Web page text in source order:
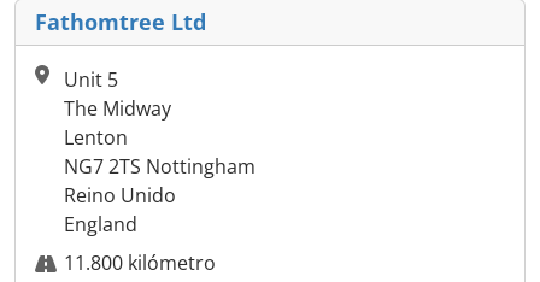
Fathomtree Ltd
Unit 5
The Midway
Lenton
NG7 2TS Nottingham
Reino Unido
England
11.800 kilómetro